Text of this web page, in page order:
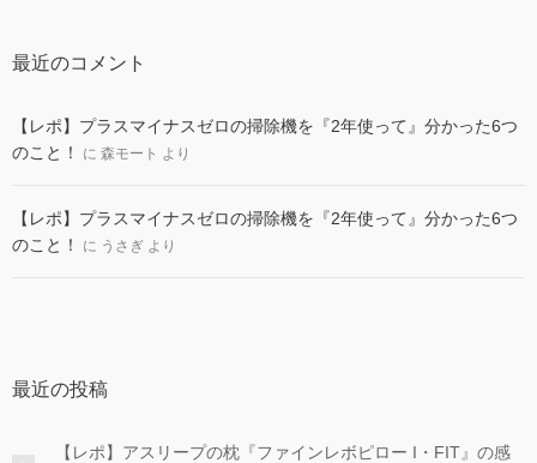
最近のコメント
【レポ】プラスマイナスゼロの掃除機を『2年使って』分かった6つ
のこと！
に 森モート より
【レポ】プラスマイナスゼロの掃除機を『2年使って』分かった6つ
のこと！
に うさぎ より
最近の投稿
【レポ】アスリープの枕『ファインレボピロー I・FIT』の感